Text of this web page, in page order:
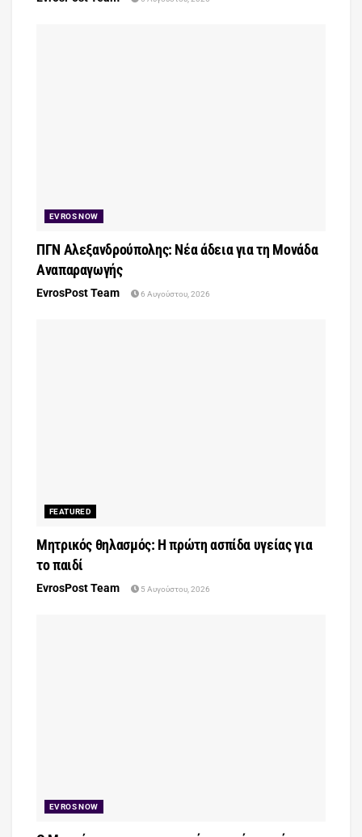
EVROS NOW
ΠΓΝ Αλεξανδρούπολης: Νέα άδεια για τη Μονάδα
Αναπαραγωγής
EvrosPost Team 6 Αυγούστου, 2026
FEATURED
Μητρικός θηλασμός: Η πρώτη ασπίδα υγείας για
το παιδί
EvrosPost Team 5 Αυγούστου, 2026
EVROS NOW